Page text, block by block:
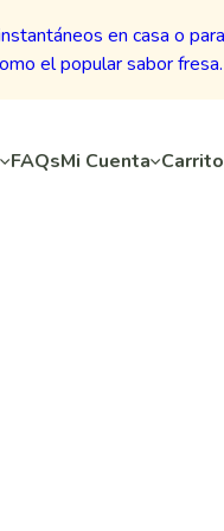
FAQsMi Cuenta Carrito